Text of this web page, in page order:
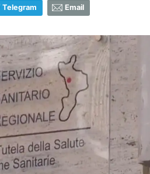
Telegram Email